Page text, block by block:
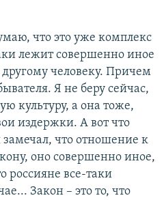
что это уже комплекс
лежит совершенно иное
человеку. Причем
Я не беру сейчас,
культуру, а она тоже,
издержки. А вот что
замечал, что отношение к
оно совершенно иное,
россияне все-таки
Закон – это то, что